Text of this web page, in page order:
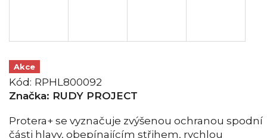
Akce
Kód: RPHL800092
Značka: RUDY PROJECT
Protera+ se vyznačuje zvýšenou ochranou spodní
části hlavy, obepínajícím střihem, rychlou